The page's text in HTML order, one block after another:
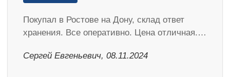
Покупал в Ростове на Дону, склад ответ
хранения. Все оперативно. Цена отличная.…
Сергей Евгеньевич, 08.11.2024